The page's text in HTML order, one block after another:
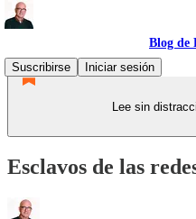
Blog de
Suscribirse
Iniciar sesión
Lee sin
Esclavos de las